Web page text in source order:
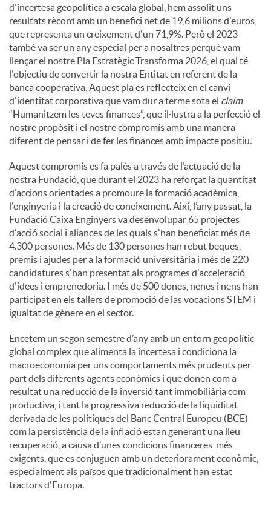
d'incertesa geopolítica a escala global, hem assolit uns
resultats rècord amb un benefici net de 19,6 milions d'euros,
que representa un creixement d'un 71,9%. Però el 2023
també va ser un any especial per a nosaltres perquè vam
llençar el nostre Pla Estratègic Transforma 2026, el qual té
l'objectiu de convertir la nostra Entitat en referent de la
banca cooperativa. Aquest pla es reflecteix en el canvi
d'identitat corporativa que vam dur a terme sota el claim
“Humanitzem les teves finances”, que il·lustra a la perfecció el
nostre propòsit i el nostre compromís amb una manera
diferent de pensar i de fer les finances amb impacte positiu.
Aquest compromís es fa palès a través de l’actuació de la
nostra Fundació, que durant el 2023 ha reforçat la quantitat
d'accions orientades a promoure la formació acadèmica,
l'enginyeria i la creació de coneixement. Així, l’any passat, la
Fundació Caixa Enginyers va desenvolupar 65 projectes
d'acció social i aliances de les quals s'han beneficiat més de
4.300 persones. Més de 130 persones han rebut beques,
premis i ajudes per a la formació universitària i més de 220
candidatures s'han presentat als programes d'acceleració
d'idees i emprenedoria. I més de 500 dones, nenes i nens han
participat en els tallers de promoció de las vocacions STEM i
igualtat de gènere en el sector.
Encetem un segon semestre d’any amb un entorn geopolític
global complex que alimenta la incertesa i condiciona la
macroeconomia per uns comportaments més prudents per
part dels diferents agents econòmics i que donen com a
resultat una reducció de la inversió tant immobiliària com
productiva, i tant la progressiva reducció de la liquiditat
derivada de les polítiques del Banc Central Europeu (BCE)
com la persistència de la inflació estan generant una lleu
recuperació, a causa d’unes condicions financeres més
exigents, que es conjuguen amb un deteriorament econòmic,
especialment als països que tradicionalment han estat
tractors d'Europa.